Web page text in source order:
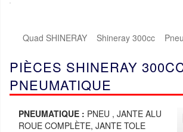
Quad SHINERAY Shineray 300cc
PIÈCES SHINERAY
PNEUMATIQUE
PNEUMATIQUE : PNEU , JANTE ALU
ROUE COMPLÈTE, JANTE TOLE